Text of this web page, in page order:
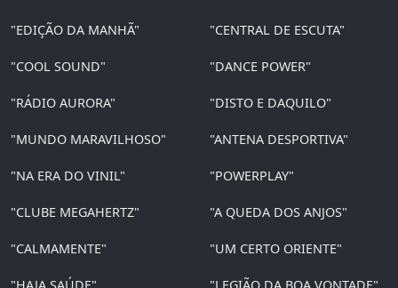
"EDIÇÃO DA MANHÃ" "CENTRAL DE ESCUTA"
"COOL SOUND" "DANCE POWER"
"RÁDIO AURORA" "DISTO E DAQUILO"
"MUNDO MARAVILHOSO" "ANTENA DESPORTIVA"
"NA ERA DO VINIL" "POWERPLAY"
"CLUBE MEGAHERTZ" "A QUEDA DOS ANJOS"
"CALMAMENTE" "UM CERTO ORIENTE"